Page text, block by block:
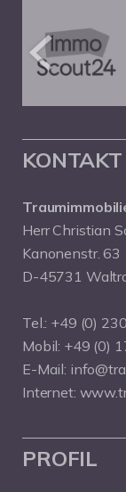
KONTAKT
Herr Christian
Kanonenstr. 63
D-45731
Tel.: +49 (0)
Mobil: +49 (0)
E-Mail:
Internet:
PROFIL